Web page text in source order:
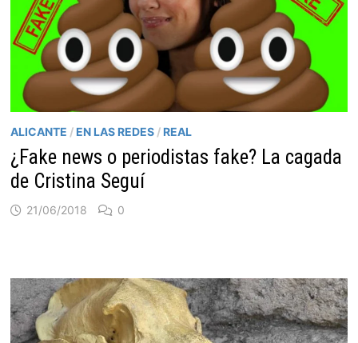
ALICANTE / EN LAS REDES / REAL
¿Fake news o periodistas fake? La cagada
de Cristina Seguí
21/06/2018 0